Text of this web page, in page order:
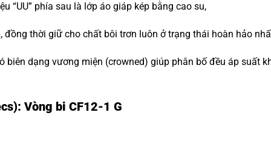
“UU” phía sau là lớp áo giáp kép bằng cao su,
thời giữ cho chất bôi trơn luôn ở trạng thái hoàn hảo
biên dạng vương miện (crowned) giúp phân bố đều áp suất
Vòng bi CF12-1 G